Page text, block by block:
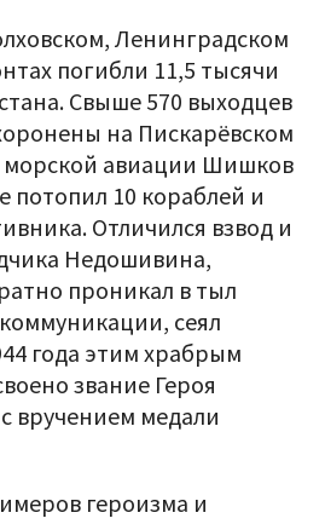
Ленинградском
погибли 11,5 тысячи
Свыше 570 выходцев
на Пискарёвском
морской авиации Шишков
потопил 10 кораблей и
Отличился взвод и
Недошивина,
проникал в тыл
сеял
года этим храбрым
звание Героя
вручением медали
героизма и